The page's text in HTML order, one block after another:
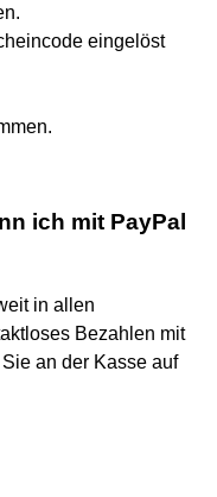
eingelöst
ich mit PayPal
in allen
Bezahlen mit
an der Kasse auf